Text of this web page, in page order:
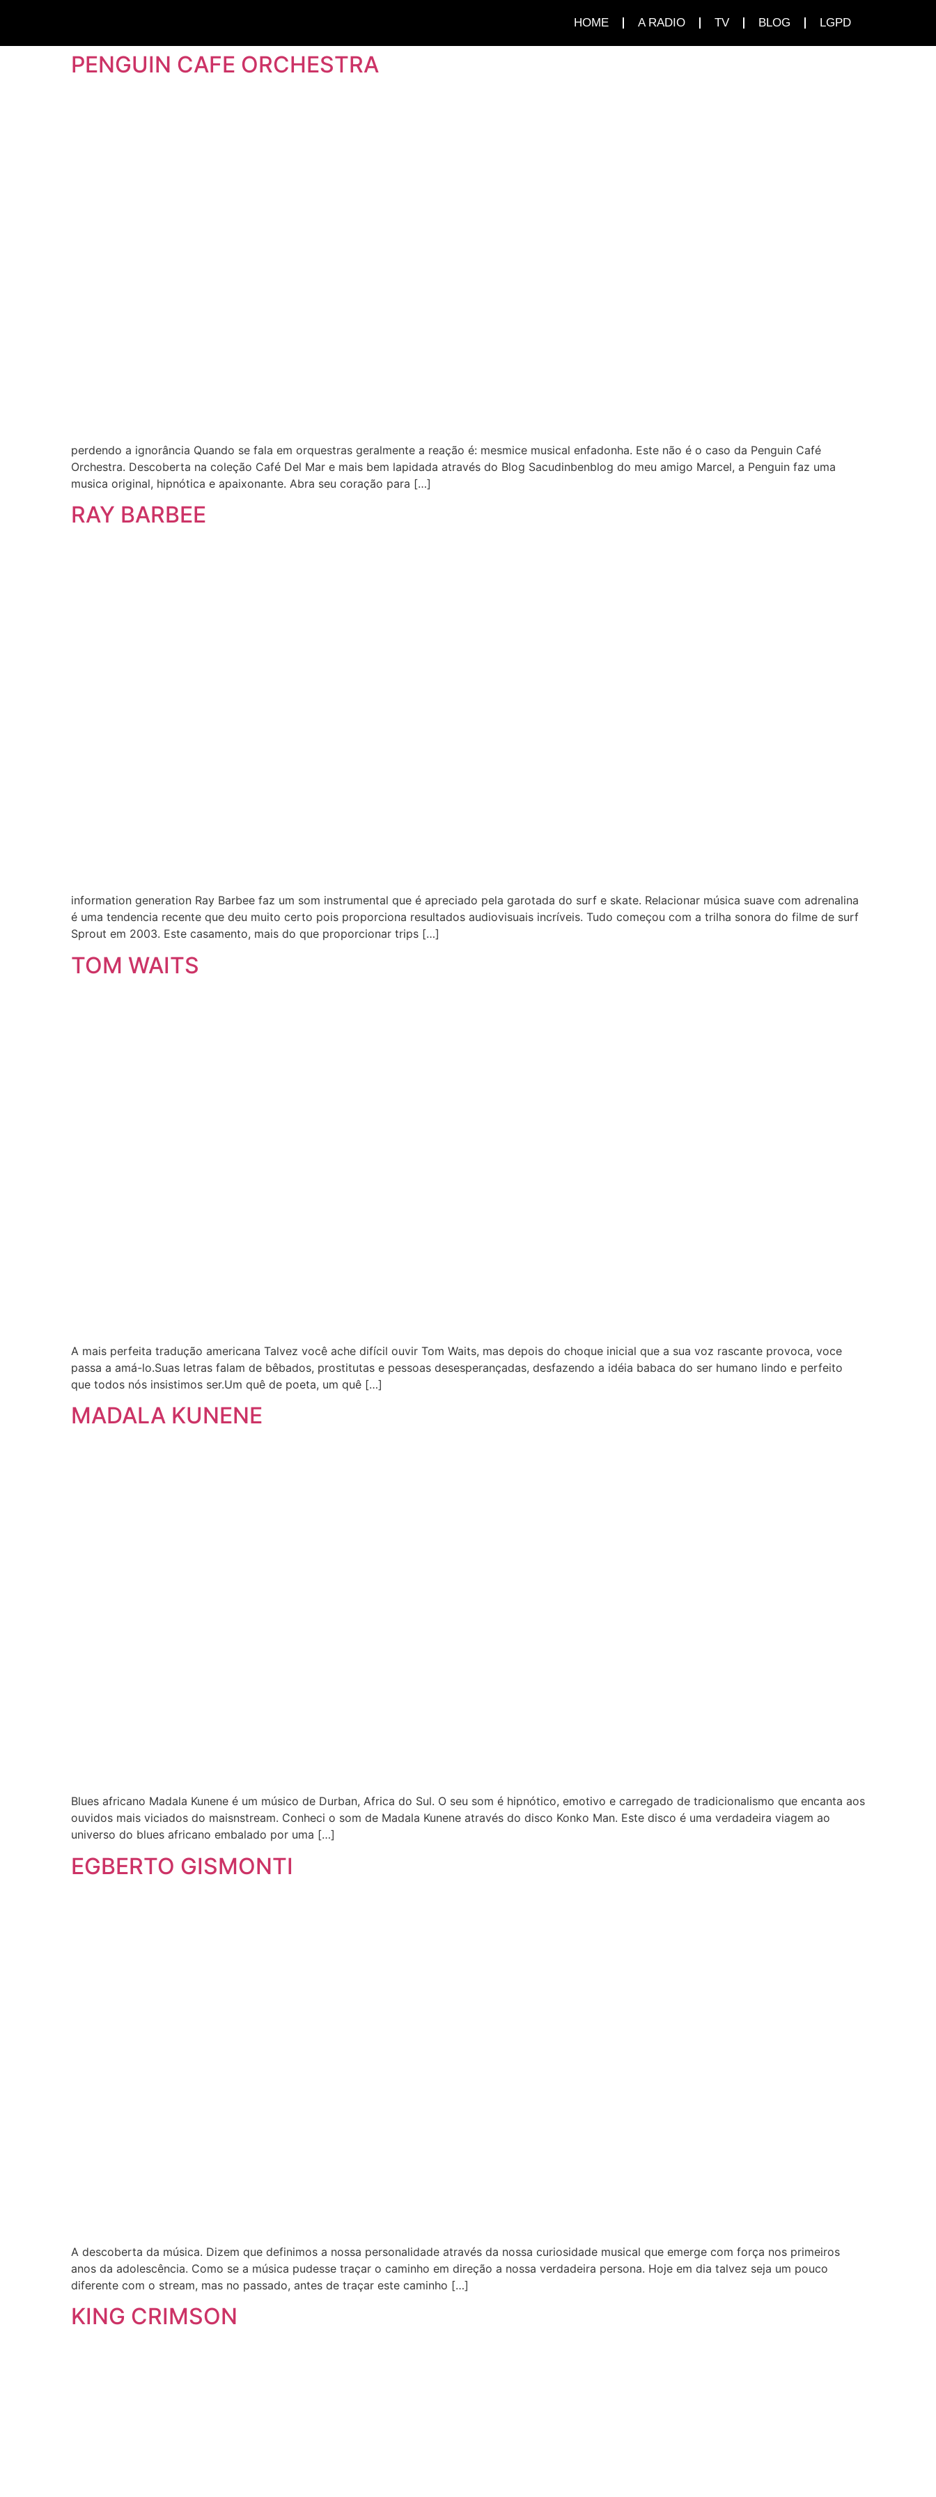
HOME A RADIO TV BLOG LGPD
PENGUIN CAFE ORCHESTRA
perdendo a ignorância Quando se fala em orquestras geralmente a reação é: mesmice musical enfadonha. Este não é o caso da Penguin Café
Orchestra. Descoberta na coleção Café Del Mar e mais bem lapidada através do Blog Sacudinbenblog do meu amigo Marcel, a Penguin faz uma
musica original, hipnótica e apaixonante. Abra seu coração para […]
RAY BARBEE
information generation Ray Barbee faz um som instrumental que é apreciado pela garotada do surf e skate. Relacionar música suave com adrenalina
é uma tendencia recente que deu muito certo pois proporciona resultados audiovisuais incríveis. Tudo começou com a trilha sonora do filme de surf
Sprout em 2003. Este casamento, mais do que proporcionar trips […]
TOM WAITS
A mais perfeita tradução americana Talvez você ache difícil ouvir Tom Waits, mas depois do choque inicial que a sua voz rascante provoca, voce
passa a amá-lo.Suas letras falam de bêbados, prostitutas e pessoas desesperançadas, desfazendo a idéia babaca do ser humano lindo e perfeito
que todos nós insistimos ser.Um quê de poeta, um quê […]
MADALA KUNENE
Blues africano Madala Kunene é um músico de Durban, Africa do Sul. O seu som é hipnótico, emotivo e carregado de tradicionalismo que encanta aos
ouvidos mais viciados do maisnstream. Conheci o som de Madala Kunene através do disco Konko Man. Este disco é uma verdadeira viagem ao
universo do blues africano embalado por uma […]
EGBERTO GISMONTI
A descoberta da música. Dizem que definimos a nossa personalidade através da nossa curiosidade musical que emerge com força nos primeiros
anos da adolescência. Como se a música pudesse traçar o caminho em direção a nossa verdadeira persona. Hoje em dia talvez seja um pouco
diferente com o stream, mas no passado, antes de traçar este caminho […]
KING CRIMSON